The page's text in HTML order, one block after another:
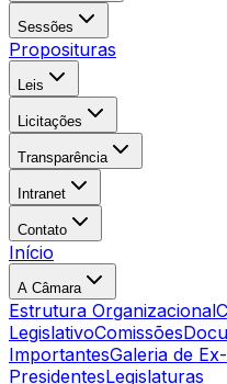
Sessões
Proposituras
Leis
Licitações
Transparência
Intranet
Contato
Início
A Câmara
Estrutura Organizacional
LegislativoComissões
ImportantesGaleria de Ex-
PresidentesLegislaturas